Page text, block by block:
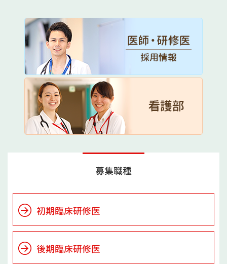
募集職種
初期臨床研修医
後期臨床研修医